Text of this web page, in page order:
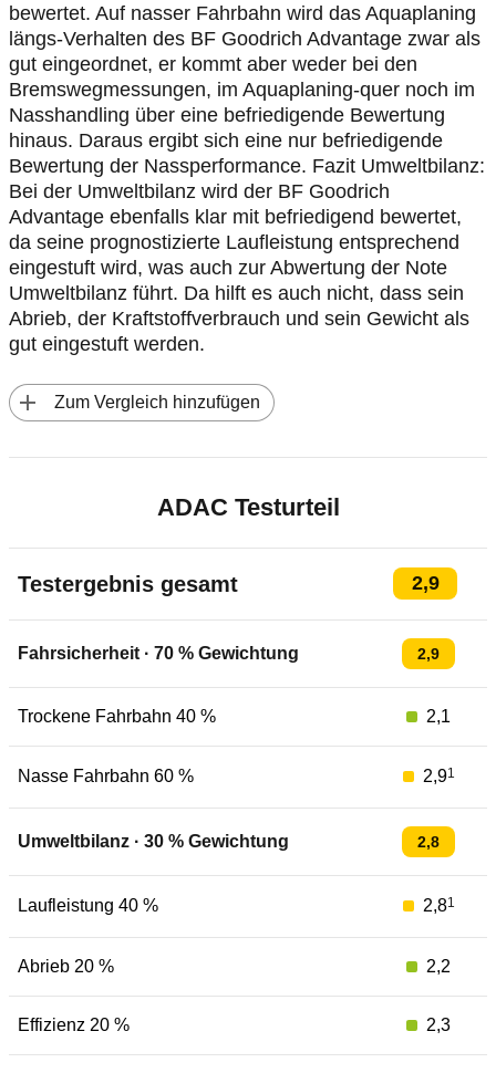
Zum Vergleich hinzufügen
bewertet. Auf nasser Fahrbahn wird das Aquaplaning
längs-Verhalten des BF Goodrich Advantage zwar als
gut eingeordnet, er kommt aber weder bei den
Bremswegmessungen, im Aquaplaning-quer noch im
Nasshandling über eine befriedigende Bewertung
hinaus. Daraus ergibt sich eine nur befriedigende
Bewertung der Nassperformance. Fazit Umweltbilanz:
Bei der Umweltbilanz wird der BF Goodrich
Advantage ebenfalls klar mit befriedigend bewertet,
da seine prognostizierte Laufleistung entsprechend
eingestuft wird, was auch zur Abwertung der Note
Umweltbilanz führt. Da hilft es auch nicht, dass sein
Abrieb, der Kraftstoffverbrauch und sein Gewicht als
gut eingestuft werden.
ADAC Testurteil
Testergebnis gesamt 2,9
Fahrsicherheit · 70 % Gewichtung 2,9
Trockene Fahrbahn 40 % 2,1
Nasse Fahrbahn 60 % 2,91
Umweltbilanz · 30 % Gewichtung 2,8
Laufleistung 40 % 2,81
Abrieb 20 % 2,2
Effizienz 20 % 2,3